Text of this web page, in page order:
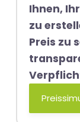
Ihnen,
zu
Preis zu